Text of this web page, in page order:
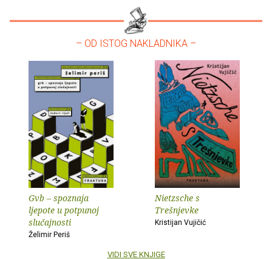
– OD ISTOG NAKLADNIKA –
Gvb – spoznaja
ljepote u potpunoj
slučajnosti
Želimir Periš
Nietzsche s
Trešnjevke
Kristijan Vujičić
VIDI SVE KNJIGE